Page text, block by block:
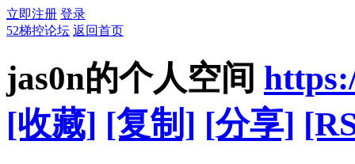
立即注册 登录
52梯控论坛 返回首页
jas0n的个人空间
[收藏] [复制] [分享]